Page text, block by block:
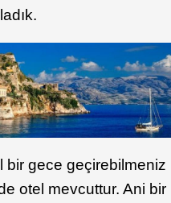
bir gece geçirebilmeniz
otel mevcuttur. Ani bir